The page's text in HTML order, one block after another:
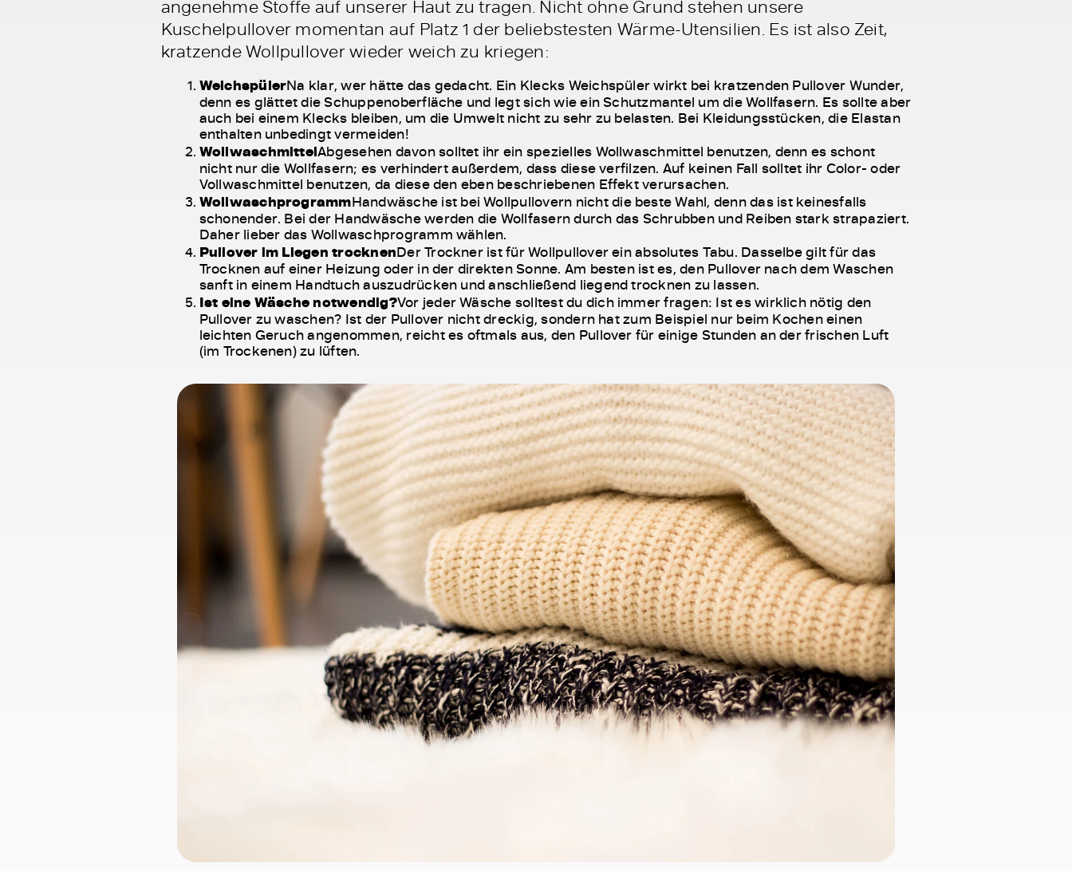
angenehme Stoffe auf unserer Haut zu tragen. Nicht ohne Grund stehen unsere
Kuschelpullover momentan auf Platz 1 der beliebstesten Wärme-Utensilien. Es ist also Zeit,
kratzende Wollpullover wieder weich zu kriegen:
WeichspülerNa klar, wer hätte das gedacht. Ein Klecks Weichspüler wirkt bei kratzenden Pullover Wunder,
denn es glättet die Schuppenoberfläche und legt sich wie ein Schutzmantel um die Wollfasern. Es sollte aber
auch bei einem Klecks bleiben, um die Umwelt nicht zu sehr zu belasten. Bei Kleidungsstücken, die Elastan
enthalten unbedingt vermeiden!
WollwaschmittelAbgesehen davon solltet ihr ein spezielles Wollwaschmittel benutzen, denn es schont
nicht nur die Wollfasern; es verhindert außerdem, dass diese verfilzen. Auf keinen Fall solltet ihr Color- oder
Vollwaschmittel benutzen, da diese den eben beschriebenen Effekt verursachen.
WollwaschprogrammHandwäsche ist bei Wollpullovern nicht die beste Wahl, denn das ist keinesfalls
schonender. Bei der Handwäsche werden die Wollfasern durch das Schrubben und Reiben stark strapaziert.
Daher lieber das Wollwaschprogramm wählen.
Pullover im Liegen trocknenDer Trockner ist für Wollpullover ein absolutes Tabu. Dasselbe gilt für das
Trocknen auf einer Heizung oder in der direkten Sonne. Am besten ist es, den Pullover nach dem Waschen
sanft in einem Handtuch auszudrücken und anschließend liegend trocknen zu lassen.
Ist eine Wäsche notwendig?Vor jeder Wäsche solltest du dich immer fragen: Ist es wirklich nötig den
Pullover zu waschen? Ist der Pullover nicht dreckig, sondern hat zum Beispiel nur beim Kochen einen
leichten Geruch angenommen, reicht es oftmals aus, den Pullover für einige Stunden an der frischen Luft
(im Trockenen) zu lüften.